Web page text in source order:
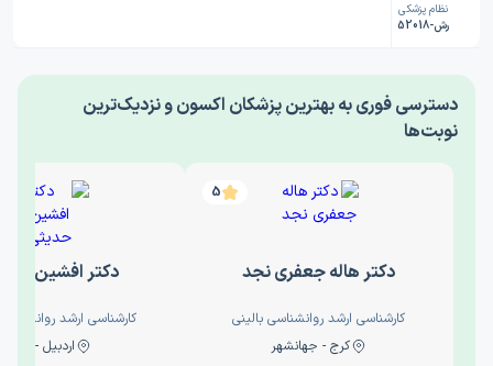
نظام پزشکی
رش-52018
‎دسترسی فوری به بهترین پزشکان اکسون و نزدیک‌ترین
نوبت‌ها
5
دکتر هاله جعفری نجد
کارشناسی ارشد روانشناسی بالینی
کرج - جهانشهر
دکتر افشین
کارشناسی ارشد
اردبیل - والی